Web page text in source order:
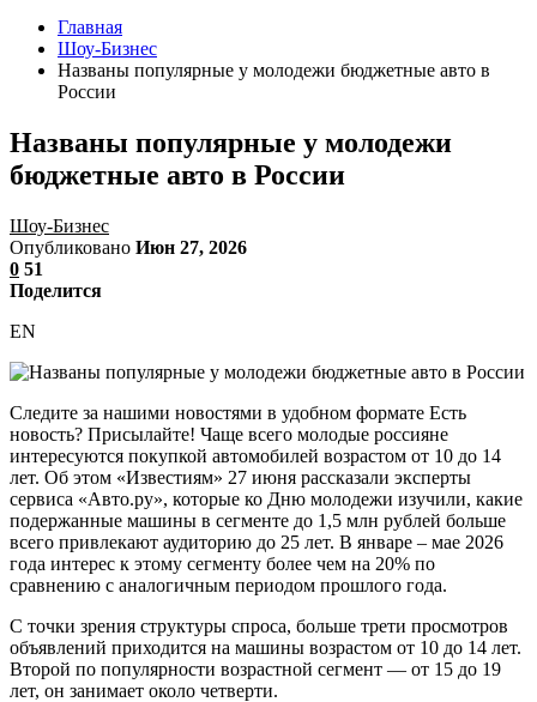
Главная
Шоу-Бизнес
Названы популярные у молодежи бюджетные авто в
России
Названы популярные у молодежи
бюджетные авто в России
Шоу-Бизнес
Опубликовано Июн 27, 2026
0 51
Поделится
EN
Следите за нашими новостями в удобном формате Есть
новость? Присылайте! Чаще всего молодые россияне
интересуются покупкой автомобилей возрастом от 10 до 14
лет. Об этом «Известиям» 27 июня рассказали эксперты
сервиса «Авто.ру», которые ко Дню молодежи изучили, какие
подержанные машины в сегменте до 1,5 млн рублей больше
всего привлекают аудиторию до 25 лет. В январе – мае 2026
года интерес к этому сегменту более чем на 20% по
сравнению с аналогичным периодом прошлого года.
С точки зрения структуры спроса, больше трети просмотров
объявлений приходится на машины возрастом от 10 до 14 лет.
Второй по популярности возрастной сегмент — от 15 до 19
лет, он занимает около четверти.